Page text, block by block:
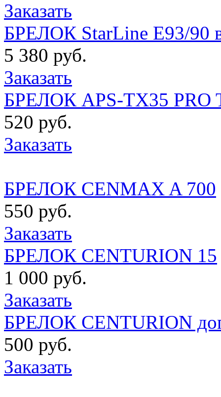
Заказать
БРЕЛОК StarLine E93/90
5 380 руб.
Заказать
БРЕЛОК APS-TX35 PRO
520 руб.
Заказать
БРЕЛОК CENMAX A 700
550 руб.
Заказать
БРЕЛОК CENTURION 15
1 000 руб.
Заказать
БРЕЛОК CENTURION
500 руб.
Заказать